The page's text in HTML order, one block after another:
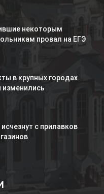
некоторым
провал на ЕГЭ
в крупных городах
изменились
с прилавков